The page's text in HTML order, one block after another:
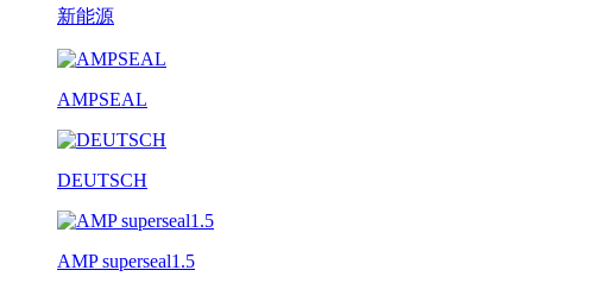
新能源
AMPSEAL
DEUTSCH
AMP superseal1.5